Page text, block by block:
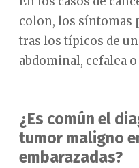
colon, los síntomas
tras los típicos de
abdominal, cefalea
¿Es común el
tumor maligno
embarazadas?